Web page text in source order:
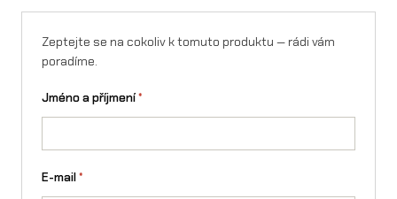
Zeptejte se na cokoliv k tomuto produktu — rádi vám
poradíme.
Jméno a příjmení*
E-mail*